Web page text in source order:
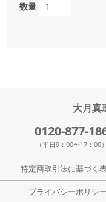
数量
大月真
0120-877-
（平日9：00〜17：00）
特定商取引法に基づく
プライバシーポリシー